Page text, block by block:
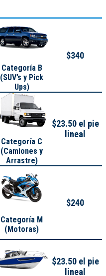
Categoría B
(SUV’s y Pick
Ups)
$340
Categoría C
(Camiones y
Arrastre)
$23.50 el pie
lineal
Categoría M
(Motoras)
$240
$23.50 el pie
lineal